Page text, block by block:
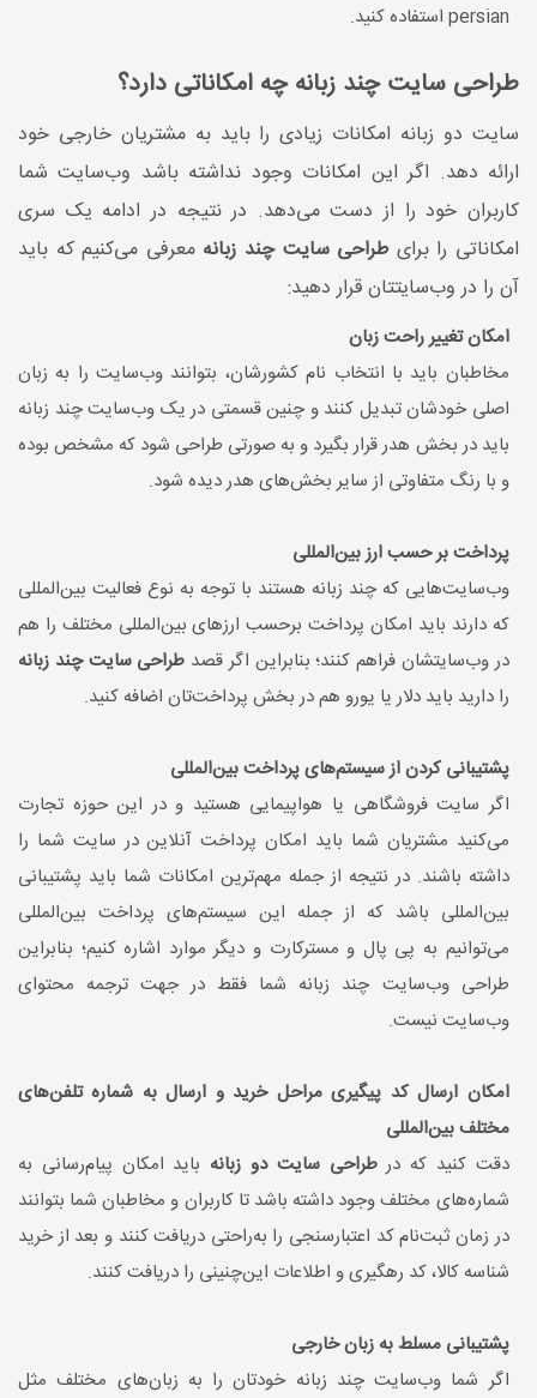
persian استفاده کنید.
طراحی سایت چند زبانه چه امکاناتی دارد؟
سایت دو زبانه امکانات زیادی را باید به مشتریان خارجی خود
ارائه دهد. اگر این امکانات وجود نداشته باشد وب‌سایت شما
کاربران خود را از دست می‌دهد. در نتیجه در ادامه یک سری
امکاناتی را برایطراحی سایت چند زبانه معرفی می‌کنیم که باید
آن را در وب‌سایتتان قرار دهید:
امکان تغییر راحت زبان
مخاطبان باید با انتخاب نام کشورشان، بتوانند وب‌سایت را به زبان
اصلی خودشان تبدیل کنند و چنین قسمتی در یک وب‌سایت چند زبانه
باید در بخش هدر قرار بگیرد و به صورتی طراحی شود که مشخص بوده
و با رنگ متفاوتی از سایر بخش‌های هدر دیده شود.
پرداخت بر حسب ارز بین‌المللی
وب‌سایت‌هایی که چند زبانه هستند با توجه به نوع فعالیت بین‌المللی
که دارند باید امکان پرداخت برحسب ارزهای بین‌المللی مختلف را هم
در وب‌سایتشان فراهم کنند؛ بنابراین اگر قصد طراحی سایت چند زبانه
را دارید باید دلار یا یورو هم در بخش پرداخت‌تان اضافه کنید.
پشتیبانی کردن از سیستم‌های پرداخت بین‌المللی
اگر سایت فروشگاهی یا هواپیمایی هستید و در این حوزه تجارت
می‌کنید مشتریان شما باید امکان پرداخت آنلاین در سایت شما را
داشته باشند. در نتیجه از جمله مهم‌ترین امکانات شما باید پشتیبانی
بین‌المللی باشد که از جمله این سیستم‌های پرداخت بین‌المللی
می‌توانیم به پی پال و مسترکارت و دیگر موارد اشاره کنیم؛ بنابراین
طراحی وب‌سایت چند زبانه شما فقط در جهت ترجمه محتوای
وب‌سایت نیست.
امکان ارسال کد پیگیری مراحل خرید و ارسال به شماره‌ تلفن‌های
مختلف بین‌المللی
دقت کنید که درطراحی ‌سایت دو زبانه باید امکان پیام‌رسانی به
شماره‌های مختلف وجود داشته باشد تا کاربران و مخاطبان شما بتوانند
در زمان ثبت‌نام کد اعتبارسنجی را به‌راحتی دریافت کنند و بعد از خرید
شناسه کالا، کد رهگیری و اطلاعات این‌چنینی را دریافت کنند.
پشتیبانی مسلط به زبان خارجی
اگر شما وب‌سایت چند زبانه خودتان را به زبان‌های مختلف مثل